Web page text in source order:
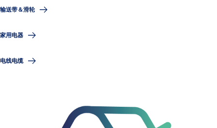
输送带＆滑轮
家用电器
电线电缆